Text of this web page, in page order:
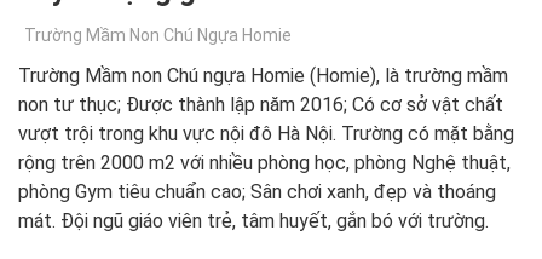
Trường Mầm Non Chú Ngựa Homie
Trường Mầm non Chú ngựa Homie (Homie), là trường mầm
non tư thục; Được thành lập năm 2016; Có cơ sở vật chất
vượt trội trong khu vực nội đô Hà Nội. Trường có mặt bằng
rộng trên 2000 m2 với nhiều phòng học, phòng Nghệ thuật,
phòng Gym tiêu chuẩn cao; Sân chơi xanh, đẹp và thoáng
mát. Đội ngũ giáo viên trẻ, tâm huyết, gắn bó với trường.